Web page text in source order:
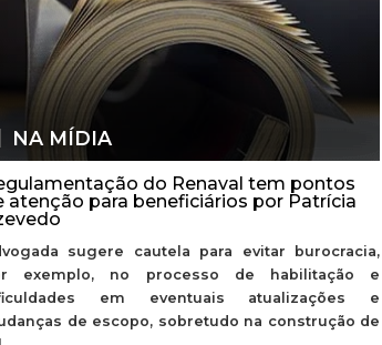
NA MÍDIA
do Renaval tem pontos
atenção para beneficiários por Patrícia
sugere cautela para evitar burocracia,
exemplo, no processo de habilitação e
em eventuais atualizações e
de escopo, sobretudo na construção de